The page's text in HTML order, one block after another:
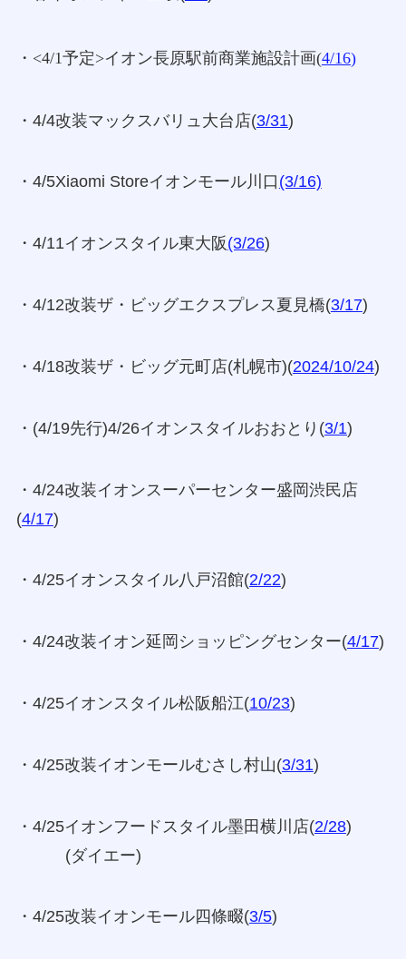
・<4/1予定>イオン長原駅前商業施設計画(4/16)
・4/4改装マックスバリュ大台店(3/31)
・4/5Xiaomi Storeイオンモール川口 (3/16)
・4/11イオンスタイル東大阪(3/26)
・4/12改装ザ・ビッグエクスプレス夏見橋(3/17)
・4/18改装ザ・ビッグ元町店(札幌市)(2024/10/24)
・(4/19先行)4/26イオンスタイルおおとり(3/1)
・4/24改装イオンスーパーセンター盛岡渋民店
(4/17)
・4/25イオンスタイル八戸沼館(2/22)
・4/24改装イオン延岡ショッピングセンター(4/17)
・4/25イオンスタイル松阪船江(10/23)
・4/25改装イオンモールむさし村山(3/31)
・4/25イオンフードスタイル墨田横川店(2/28)
(ダイエー)
・4/25改装イオンモール四條畷(3/5)